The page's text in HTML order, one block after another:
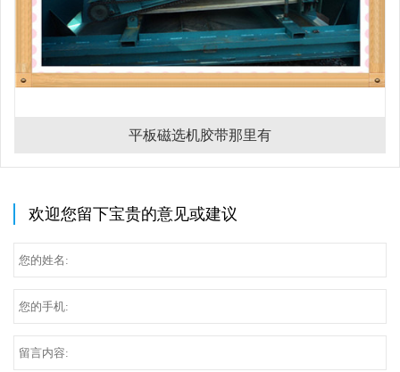
平板磁选机胶带那里有
欢迎您留下宝贵的意见或建议